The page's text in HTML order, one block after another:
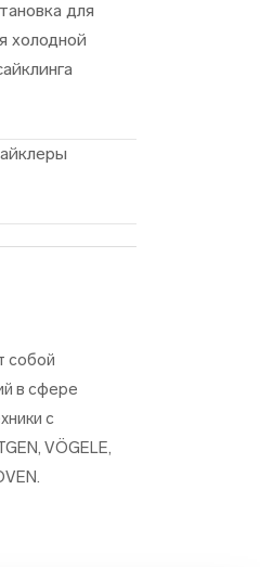
для
холодной
собой
в сфере
с
VÖGELE,